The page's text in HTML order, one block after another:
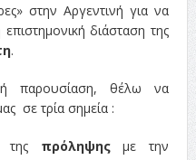
στην Αργεντινή για να
διάσταση της
.
παρουσίαση, θέλω να
σε τρία σημεία :
της πρόληψηςμε την